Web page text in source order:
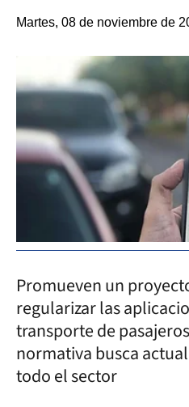
Martes, 08 de noviembre de
Promueven un
regularizar las
transporte de
normativa busca
todo el sector